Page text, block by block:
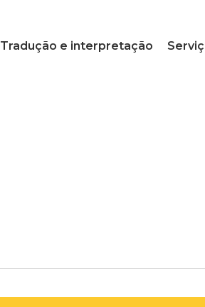
Tradução e interpretação